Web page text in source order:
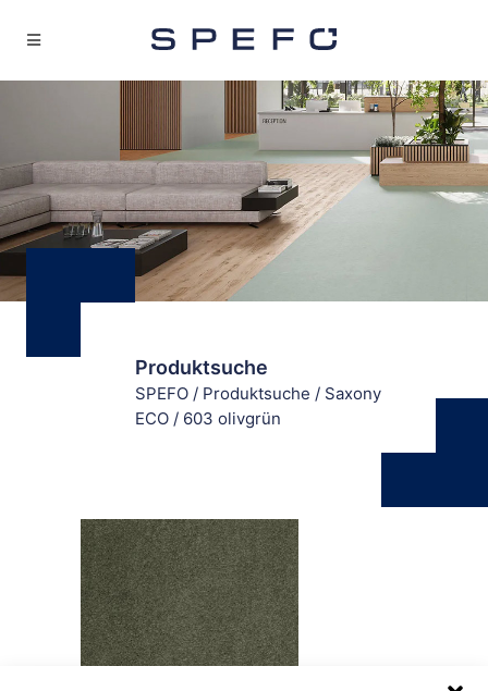
Produktsuche
SPEFO / Produktsuche / Saxony
ECO / 603 olivgrün